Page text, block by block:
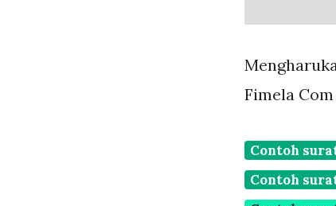
Fimela
Contoh
Contoh